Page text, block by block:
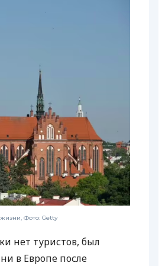
Фото: Getty
нет туристов, был
в Европе после